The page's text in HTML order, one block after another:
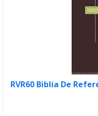
RVR60 Biblia De